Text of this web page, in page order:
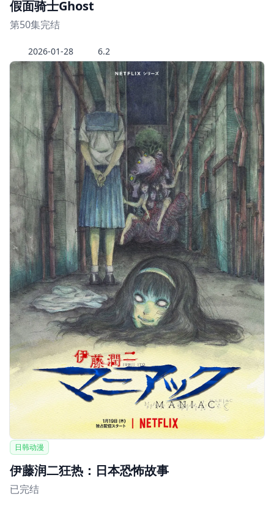
假面骑士Ghost
第50集完结
2026-01-28 6.2
日韩动漫
伊藤润二狂热：日本恐怖故事
已完结